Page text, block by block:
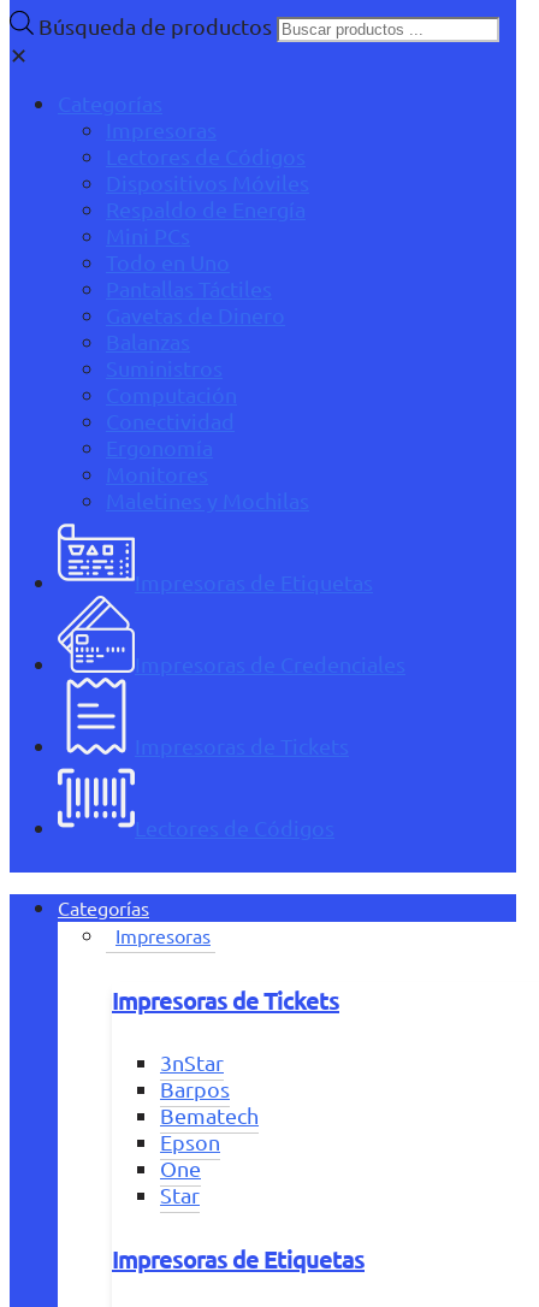
Búsqueda de productos
✕
Categorías
Impresoras
Lectores de Códigos
Dispositivos Móviles
Respaldo de Energía
Mini PCs
Todo en Uno
Pantallas Táctiles
Gavetas de Dinero
Balanzas
Suministros
Computación
Conectividad
Ergonomía
Monitores
Maletines y Mochilas
Impresoras de Etiquetas
Impresoras de Credenciales
Impresoras de Tickets
Lectores de Códigos
Categorías
Impresoras
Impresoras de Tickets
3nStar
Barpos
Bematech
Epson
One
Star
Impresoras de Etiquetas